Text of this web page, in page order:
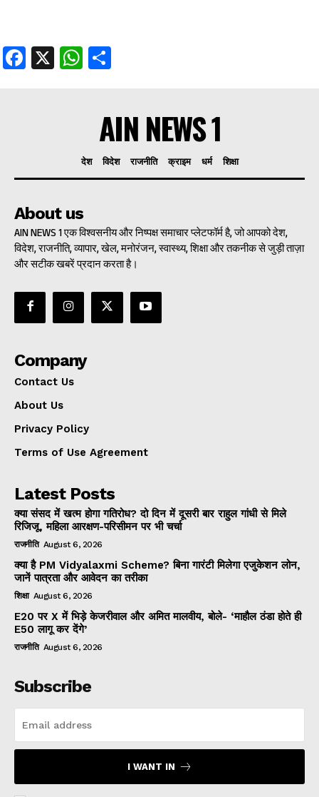
Facebook
X WhatsApp
AIN NEWS 1
देश विदेश राजनीति क्राइम धर्म शिक्षा
About us
AIN NEWS 1 एक विश्वसनीय और निष्पक्ष समाचार प्लेटफॉर्म है, जो आपको देश,
विदेश, राजनीति, व्यापार, खेल, मनोरंजन, स्वास्थ्य, शिक्षा और तकनीक से जुड़ी ताज़ा
और सटीक खबरें प्रदान करता है।
Company
Contact Us
About Us
Privacy Policy
Terms of Use Agreement
Latest Posts
क्या संसद में खत्म होगा गतिरोध? दो दिन में दूसरी बार राहुल गांधी से मिले
रिजिजू, महिला आरक्षण-परिसीमन पर भी चर्चा
राजनीति August 6, 2026
क्या है PM Vidyalaxmi Scheme? बिना गारंटी मिलेगा एजुकेशन लोन,
जानें पात्रता और आवेदन का तरीका
शिक्षा August 6, 2026
E20 पर X में भिड़े केजरीवाल और अमित मालवीय, बोले- ‘माहौल ठंडा होते ही
E50 लागू कर देंगे’
राजनीति August 6, 2026
Subscribe
I WANT IN